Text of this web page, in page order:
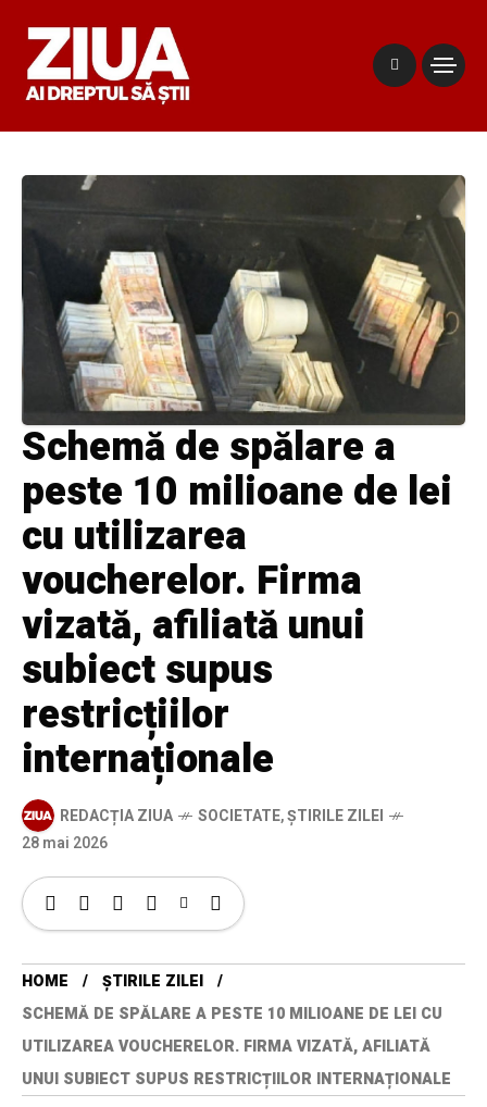
Schemă de spălare a
peste 10 milioane de lei
cu utilizarea
voucherelor. Firma
vizată, afiliată unui
subiect supus
restricțiilor
internaționale
REDACȚIA ZIUA SOCIETATE,ȘTIRILE ZILEI
28 mai 2026
HOME
ȘTIRILE ZILEI
SCHEMĂ DE SPĂLARE A PESTE 10 MILIOANE DE LEI CU
UTILIZAREA VOUCHERELOR. FIRMA VIZATĂ, AFILIATĂ
UNUI SUBIECT SUPUS RESTRICȚIILOR INTERNAȚIONALE